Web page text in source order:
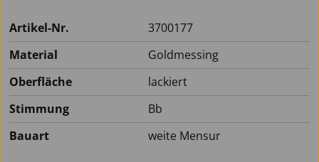
Artikel-Nr.
3700177
Material
Goldmessing
Oberfläche
lackiert
Stimmung
Bb
Bauart
weite Mensur